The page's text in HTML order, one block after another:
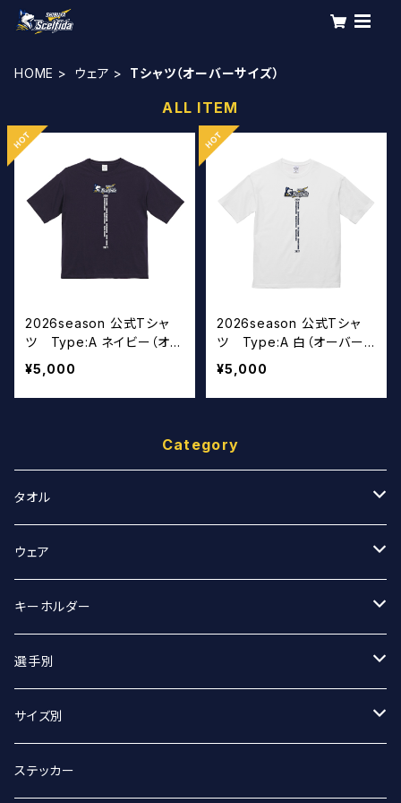
HOME ウェア Tシャツ（オーバーサイズ）
ALL ITEM
2026season 公式Tシャ
ツ Type:A ネイビー（オー
バーサイズ）
¥5,000
2026season 公式Tシャ
ツ Type:A 白（オーバー
サイズ）
¥5,000
Category
タオル
スポーツタオル
マフラータオル
ウェア
Tシャツ
Tシャツ（オーバーサイズ）
ベースボールシャツ
選手別
キーホルダー
丸アクキー
ユニフォームアクキー
選手別
#2 宮坂侑選手
#9 ジグマルス・ライモ選手
サイズ別
Sサイズ
ステッカー